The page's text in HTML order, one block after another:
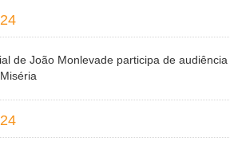
de João Monlevade participa de